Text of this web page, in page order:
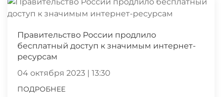
Правительство России продлило
бесплатный доступ к значимым интернет-
ресурсам
04 октября 2023 | 13:30
ПОДРОБНЕЕ